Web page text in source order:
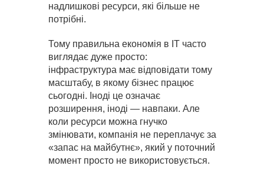
надлишкові ресурси, які більше не
потрібні.
Тому правильна економія в IT часто
виглядає дуже просто:
інфраструктура має відповідати тому
масштабу, в якому бізнес працює
сьогодні. Іноді це означає
розширення, іноді — навпаки. Але
коли ресурси можна гнучко
змінювати, компанія не переплачує за
«запас на майбутнє», який у поточний
момент просто не використовується.